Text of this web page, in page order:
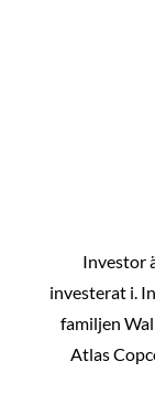
Investor
investerat i.
familjen
Atlas